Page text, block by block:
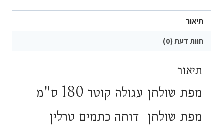
קוטר
180
ס"מ
תיאור
חוות דעת (0)
תיאור
מפת שולחן עגולה קוטר 180 ס"מ
מפת שולחן דוחה כתמים טרלין